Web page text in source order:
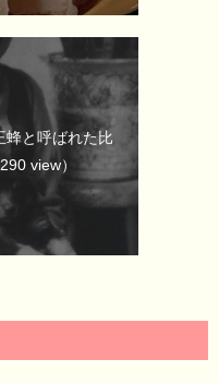
蜂と呼ばれた比
view）